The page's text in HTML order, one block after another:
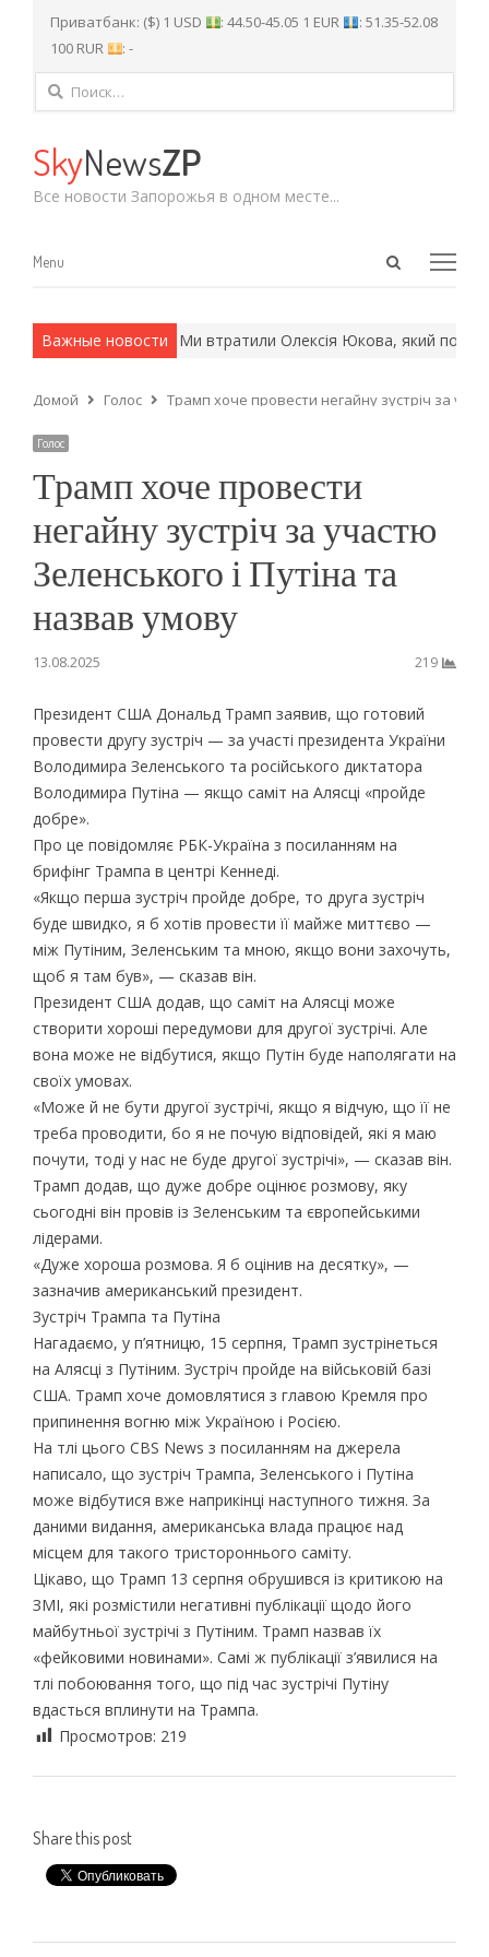
Приватбанк: ($) 1 USD : 44.50-45.05 1 EUR
: 51.35-52.08
100 RUR
: -
Найти:
SkyNewsZP
Все новости Запорожья в одном месте...
Open
Menu
Menu
Важные новости
методы. Ми втратили Олексія Юкова, який
Домой Голос Трамп хоче провести негайну зустріч за
Голос
Трамп хоче провести
негайну зустріч за участю
Зеленського і Путіна та
назвав умову
13.08.2025 219
Президент США Дональд Трамп заявив, що готовий
провести другу зустріч — за участі президента України
Володимира Зеленського та російського диктатора
Володимира Путіна — якщо саміт на Алясці «пройде
добре».
Про це повідомляє РБК-Україна з посиланням на
брифінг Трампа в центрі Кеннеді.
«Якщо перша зустріч пройде добре, то друга зустріч
буде швидко, я б хотів провести її майже миттєво —
між Путіним, Зеленським та мною, якщо вони захочуть,
щоб я там був», — сказав він.
Президент США додав, що саміт на Алясці може
створити хороші передумови для другої зустрічі. Але
вона може не відбутися, якщо Путін буде наполягати на
своїх умовах.
«Може й не бути другої зустрічі, якщо я відчую, що її не
треба проводити, бо я не почую відповідей, які я маю
почути, тоді у нас не буде другої зустрічі», — сказав він.
Трамп додав, що дуже добре оцінює розмову, яку
сьогодні він провів із Зеленським та європейськими
лідерами.
«Дуже хороша розмова. Я б оцінив на десятку», —
зазначив американський президент.
Зустріч Трампа та Путіна
Нагадаємо, у п’ятницю, 15 серпня, Трамп зустрінеться
на Алясці з Путіним. Зустріч пройде на військовій базі
США. Трамп хоче домовлятися з главою Кремля про
припинення вогню між Україною і Росією.
На тлі цього CBS News з посиланням на джерела
написало, що зустріч Трампа, Зеленського і Путіна
може відбутися вже наприкінці наступного тижня. За
даними видання, американська влада працює над
місцем для такого тристороннього саміту.
Цікаво, що Трамп 13 серпня обрушився із критикою на
ЗМІ, які розмістили негативні публікації щодо його
майбутньої зустрічі з Путіним. Трамп назвав їх
«фейковими новинами». Самі ж публікації з’явилися на
тлі побоювання того, що під час зустрічі Путіну
вдасться вплинути на Трампа.
Просмотров: 219
Share this post